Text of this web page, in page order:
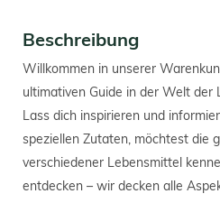
Beschreibung
Willkommen in unserer
ultimativen Guide in der Welt der
Lass dich inspirieren und
speziellen Zutaten, möchtest die
verschiedener Lebensmittel
entdecken – wir decken alle